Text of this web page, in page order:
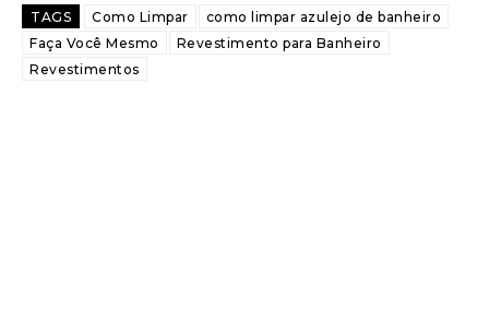
TAGS Como Limpar
como limpar azulejo de banheiro
Faça Você Mesmo
Revestimento para Banheiro
Revestimentos